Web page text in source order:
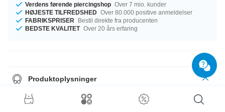
Verdens førende piercingshop Over 7 mio. kunder
HØJESTE TILFREDSHED Over 80.000 positive anmeldelser
FABRIKSPRISER
Bestil direkte fra producenten
BEDSTE KVALITET Over 20 års erfaring
Produktoplysninger
Black Jewelled flesh tunnel with crystals in various colours to match your
party outfit. One of our classics!